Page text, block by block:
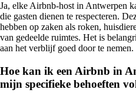
Ja, elke Airbnb-host in Antwerpen
die gasten dienen te respecteren.
hebben op zaken als roken,
van gedeelde ruimtes. Het is
aan het verblijf goed door te nemen.
Hoe kan ik een Airbnb in
mijn specifieke behoeften